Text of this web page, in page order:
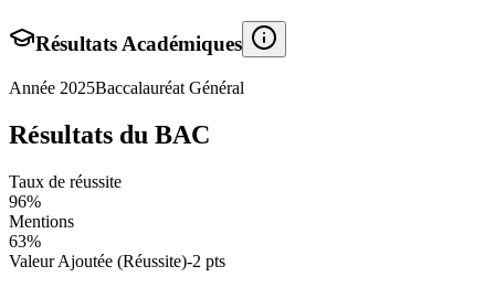
Résultats Académiques
Année 2025Baccalauréat Général
Résultats du BAC
Taux de réussite
96%
Mentions
63%
Valeur Ajoutée (Réussite)-2 pts